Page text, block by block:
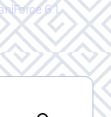
6 1